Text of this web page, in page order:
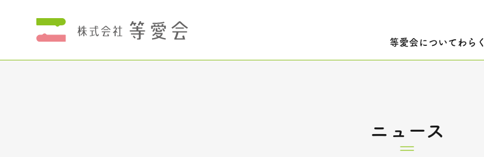
等愛会について わら
ニュース